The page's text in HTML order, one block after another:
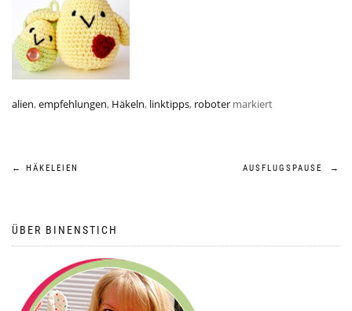
alien,empfehlungen, Häkeln, linktipps, roboter markiert
Beitragsnavigation
← HÄKELEIEN AUSFLUGSPAUSE →
ÜBER BINENSTICH